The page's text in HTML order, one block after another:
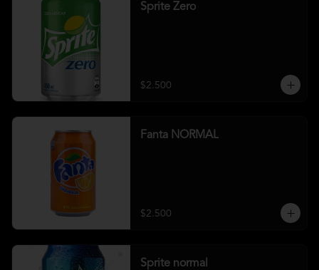
Sprite Zero
$2.500
Fanta NORMAL
$2.500
Sprite normal